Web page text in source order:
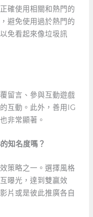
確使用相關和熱門的
避免使用過於熱門的
免看起來像垃圾訊
留言、參與互動遊戲
互動。此外，善用IG
非常顯著。
知名度嗎？
策略之一。選擇風格
曝光，達到雙贏效
片或是彼此推廣各自